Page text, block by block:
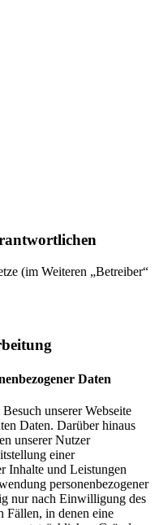
(im Weiteren „Betreiber“
Daten
unserer Webseite
Daten. Darüber hinaus
unserer Nutzer
einer
Inhalte und Leistungen
personenbezogener
nur nach Einwilligung des
Fällen, in denen eine